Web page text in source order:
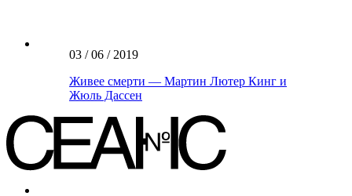
03 / 06 / 2019
Живее смерти — Мартин Лютер Кинг и
Жюль Дассен